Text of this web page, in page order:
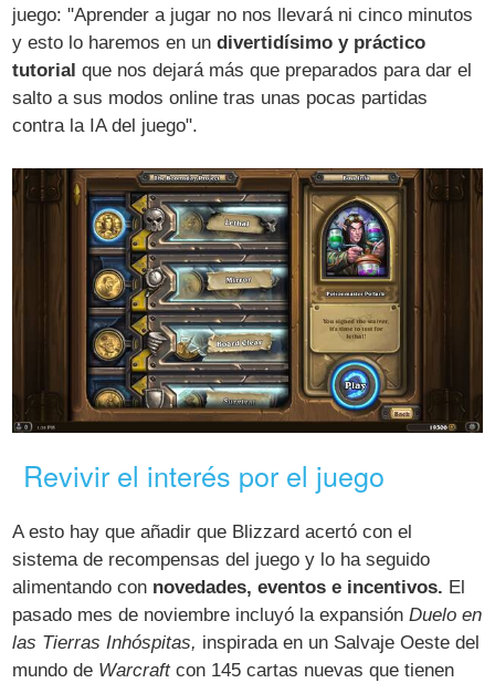
juego: "Aprender a jugar no nos llevará ni cinco minutos
y esto lo haremos en undivertidísimo y práctico
tutorial que nos dejará más que preparados para dar el
salto a sus modos online tras unas pocas partidas
contra la IA del juego".
Revivir el interés por el juego
A esto hay que añadir que Blizzard acertó con el
sistema de recompensas del juego y lo ha seguido
alimentando con novedades, eventos e incentivos. El
pasado mes de noviembre incluyó la expansiónDuelo en
las Tierras Inhóspitas, inspirada en un Salvaje Oeste del
mundo de Warcraftcon 145 cartas nuevas que tienen